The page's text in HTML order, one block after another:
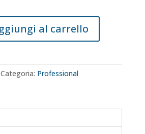
al carrello
Categoria: Professional